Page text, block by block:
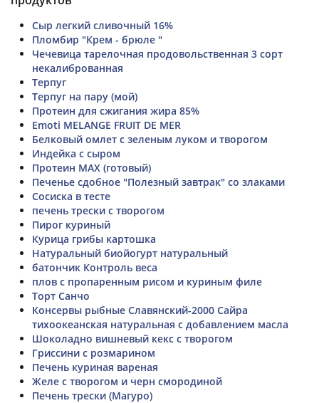
Сыр легкий сливочный 16%
Пломбир "Крем - брюле "
Чечевица тарелочная продовольственная 3 сорт
некалиброванная
Терпуг
Терпуг на пару (мой)
Протеин для сжигания жира 85%
Emoti MELANGE FRUIT DE MER
Белковый омлет с зеленым луком и творогом
Индейка с сыром
Протеин MAX (готовый)
Печенье сдобное "Полезный завтрак" со злаками
Сосиска в тесте
печень трески с творогом
Пирог куриный
Курица грибы картошка
Натуральный биойогурт натуральный
батончик Контроль веса
плов с пропаренным рисом и куриным филе
Торт Санчо
Консервы рыбные Славянский-2000 Сайра
тихоокеанская натуральная с добавлением масла
Шоколадно вишневый кекс с творогом
Гриссини с розмарином
Печень куриная вареная
Желе с творогом и черн смородиной
Печень трески (Магуро)